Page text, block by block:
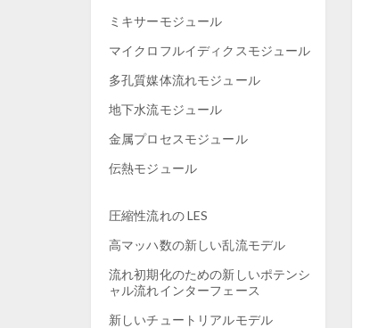
ミキサーモジュール
マイクロフルイディクスモジュール
多孔質媒体流れモジュール
地下水流モジュール
金属プロセスモジュール
伝熱モジュール
圧縮性流れの LES
高マッハ数の新しい乱流モデル
流れ初期化のための新しいポテンシ
ャル流れインターフェース
新しいチュートリアルモデル